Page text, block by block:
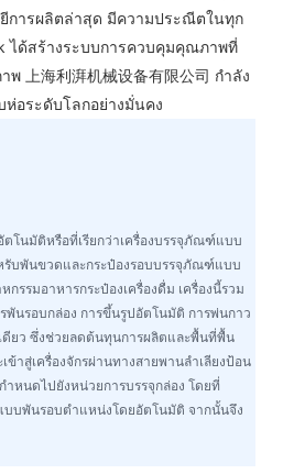
การผลิตล่าสุด มีความประณีตในทุก
ได้สร้างระบบการควบคุมคุณภาพที่
上海利湃机械设备有限公司 กำลัง
ห่อระดับโลกอย่างมั่นคง
โนมัติหรือที่เรียกว่าเครื่องบรรจุภัณฑ์แบบ
บพันขวดและกระป๋องรอบบรรจุภัณฑ์แบบ
รรมอาหารกระป๋องเครื่องดื่ม เครื่องนี้รวม
พันรอบกล่อง การขึ้นรูปอัตโนมัติ การพ่นกาว
ดียว ซึ่งช่วยลดต้นทุนการผลิตและพื้นที่พื้น
าสู่เครื่องจักรผ่านทางสายพานลำเลียงป้อน
ำหนดไปยังหน่วยการบรรจุกล่อง โดยที่
บพันรอบตำแหน่งโดยอัตโนมัติ จากนั้นจึง